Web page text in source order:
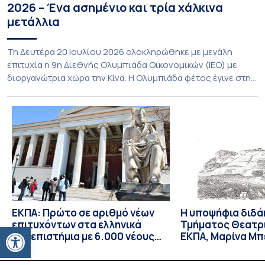
Ανοίξτε τη γραμμή εργαλείων
2026 – Ένα ασημένιο και τρία χάλκινα
μετάλλια
Τη Δευτέρα 20 Ιουλίου 2026 ολοκληρώθηκε με μεγάλη
επιτυχία η 9η Διεθνής Ολυμπιάδα Οικονομικών (ΙΕΟ) με
διοργανώτρια χώρα την Κίνα. Η Ολυμπιάδα φέτος έγινε στην
παρουσία αποστολές από 55 χώρες, αριθμός που αποτελεί
νέο ρεκόρ συμμετοχών. Για την Ελλάδα, η οποία συμμετείχε
για 8η συνεχόμενη φορά, […]
ΕΚΠΑ: Πρώτο σε αριθμό νέων
επιτυχόντων στα ελληνικά
Πανεπιστήμια με 6.000 νέους
φοιτητές/τριες – Πρώτη
επιλογή για τους
Η υποψήφια
Τμήματος
ΕΚΠΑ, Μαρίνα
Επισκέπτρια